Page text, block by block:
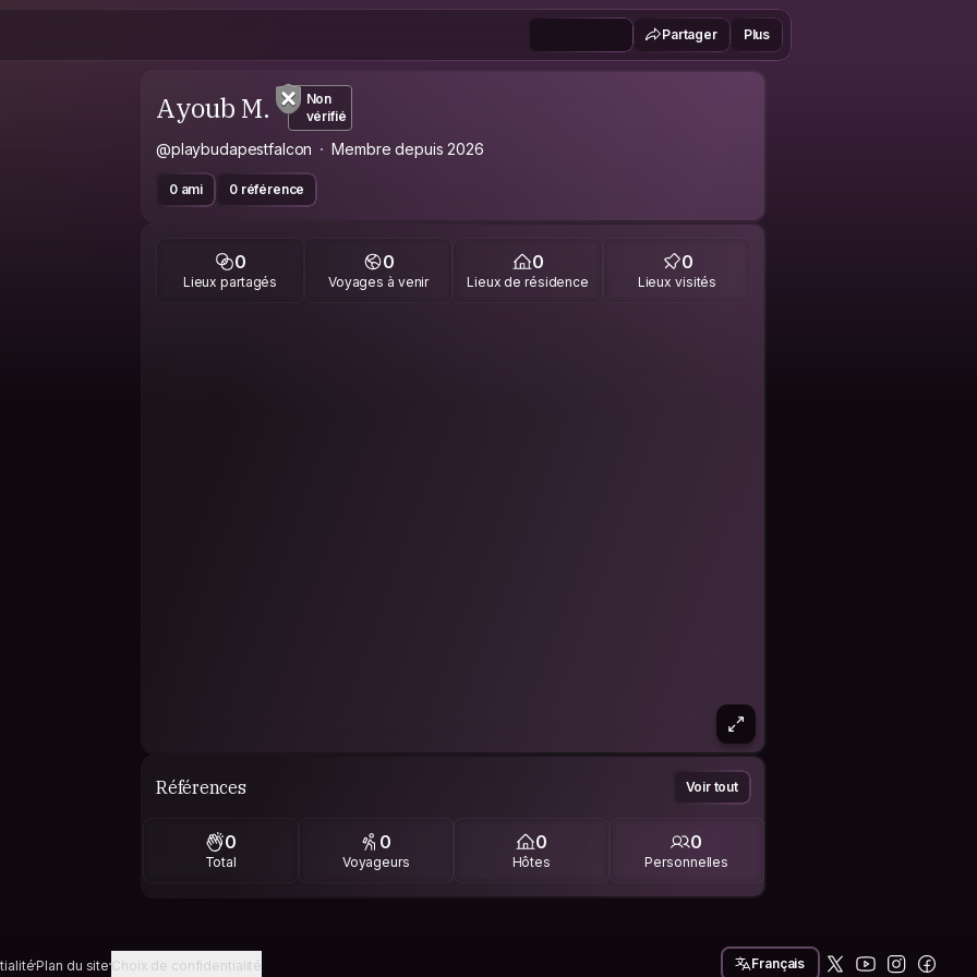
Partager Plus
Ayoub M.
Non
vérifié
@playbudapestfalcon Membre depuis 2026
0 ami 0 référence
0
Lieux partagés
0
Voyages à venir
0
Lieux de résidence
0
Lieux visités
Références Voir tout
0
Total
0
Voyageurs
0
Hôtes
0
Personnelles
Plan du siteChoix de confidentialité Français